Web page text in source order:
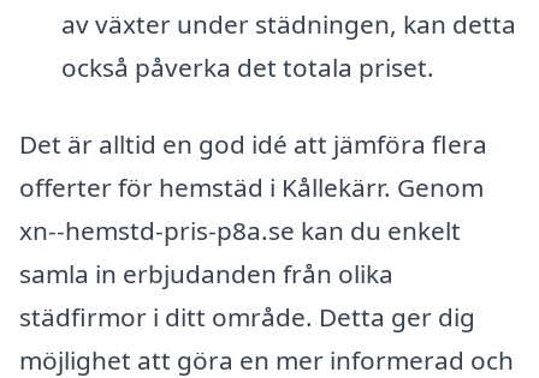
av växter under städningen, kan detta
också påverka det totala priset.
Det är alltid en god idé att jämföra flera
offerter för hemstäd i Kållekärr. Genom
xn--hemstd-pris-p8a.se kan du enkelt
samla in erbjudanden från olika
städfirmor i ditt område. Detta ger dig
möjlighet att göra en mer informerad och